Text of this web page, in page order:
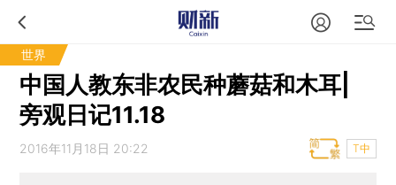
世界
中国人教东非农民种蘑菇和木耳|
旁观日记11.18
2016年11月18日 20:22 T中